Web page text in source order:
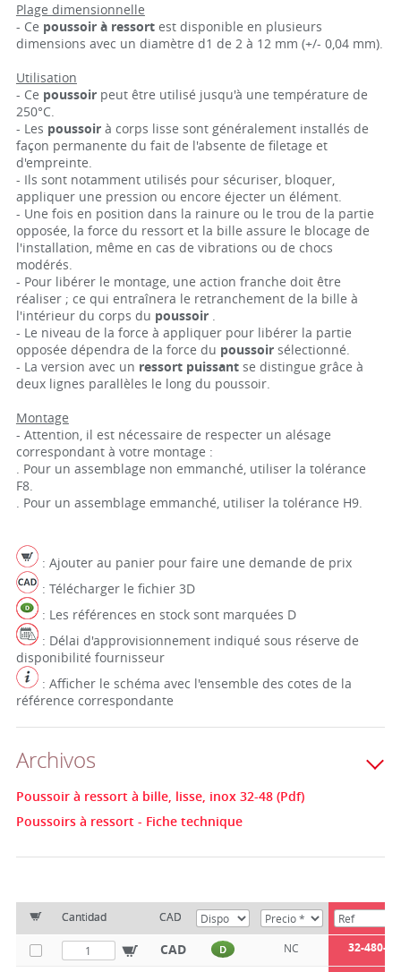
Plage dimensionnelle
- Ce poussoir à ressortest disponible en plusieurs
dimensions avec un diamètre d1 de 2 à 12 mm (+/- 0,04 mm).
Utilisation
- Ce poussoir peut être utilisé jusqu'à une température de
250°C.
- Les poussoirà corps lisse sont généralement installés de
façon permanente du fait de l'absente de filetage et
d'empreinte.
- Ils sont notamment utilisés pour sécuriser, bloquer,
appliquer une pression ou encore éjecter un élément.
- Une fois en position dans la rainure ou le trou de la partie
opposée, la force du ressort et la bille assure le blocage de
l'installation, même en cas de vibrations ou de chocs
modérés.
- Pour libérer le montage, une action franche doit être
réaliser ; ce qui entraînera le retranchement de la bille à
l'intérieur du corps du poussoir.
- Le niveau de la force à appliquer pour libérer la partie
opposée dépendra de la force du poussoir sélectionné.
- La version avec un ressort puissant se distingue grâce à
deux lignes parallèles le long du poussoir.
Montage
- Attention, il est nécessaire de respecter un alésage
correspondant à votre montage :
. Pour un assemblage non emmanché, utiliser la tolérance
F8.
. Pour un assemblage emmanché, utiliser la tolérance H9.
: Ajouter au panier pour faire une demande de prix
: Télécharger le fichier 3D
: Les références en stock sont marquées D
: Délai d'approvisionnement indiqué sous réserve de
disponibilité fournisseur
: Afficher le schéma avec l'ensemble des cotes de la
référence correspondante
Archivos
Poussoir à ressort à bille, lisse, inox 32-48 (Pdf)
Poussoirs à ressort - Fiche technique
Cantidad CAD
CAD D NC 32-480-2